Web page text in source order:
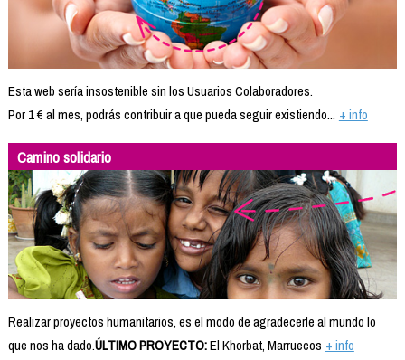
Esta web sería insostenible sin los Usuarios Colaboradores.
Por 1 € al mes, podrás contribuir a que pueda seguir existiendo... + info
Camino solidario
Realizar proyectos humanitarios, es el modo de agradecerle al mundo lo
que nos ha dado.ÚLTIMO PROYECTO:El Khorbat, Marruecos + info